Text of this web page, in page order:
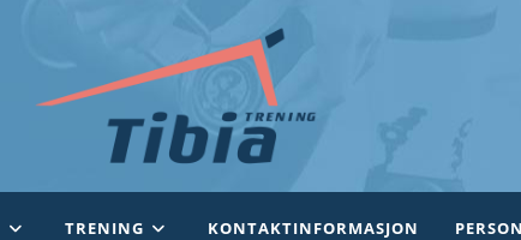
TRENING KONTAKTINFORMASJON